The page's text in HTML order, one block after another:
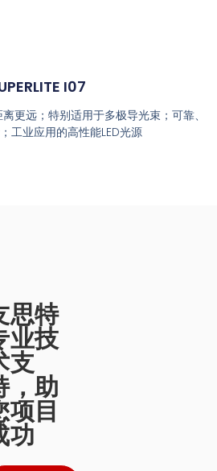
I07
更远；特别适用于多极导光束；可靠、
工业应用的高性能LED光源
思特
业技
支
，助
项目
功